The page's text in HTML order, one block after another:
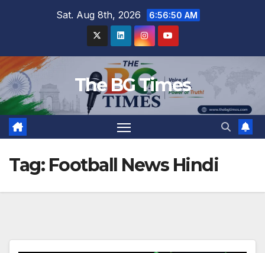
Sat. Aug 8th, 2026 6:56:51 AM
The BG Times
Tag: Football News Hindi